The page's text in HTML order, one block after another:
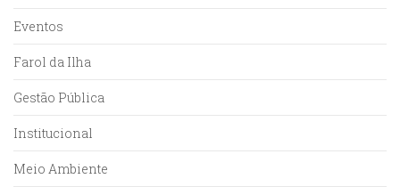
Eventos
Farol da Ilha
Gestão Pública
Institucional
Meio Ambiente